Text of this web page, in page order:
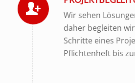
Wir sehen
daher begleiten
Schritte eines
Pflichtenheft bis